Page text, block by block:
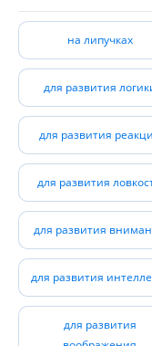
на липучках
для развития
для развития
для развития
для развития
для развития
для развития